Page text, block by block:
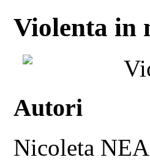
Violenta in
Autori
Nicoleta